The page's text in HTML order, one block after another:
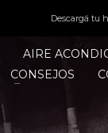
Descargá tu
AIRE
CONSEJOS